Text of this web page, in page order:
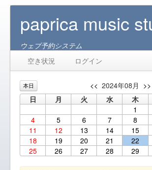
paprica music
ウェブ予約システム
空き状況
ログイン
本日 << 2024年08月 >>
日
月 火 水 木
1
4
5 6 7 8
11
12 13 14 15
18
19 20 21 22
25
26 27 28 29